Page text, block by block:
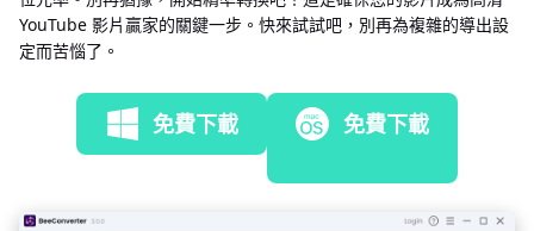
YouTube 影片贏家的關鍵一步。快來試試吧，別再為複雜的導出設
定而苦惱了。
免費下載 免費下載